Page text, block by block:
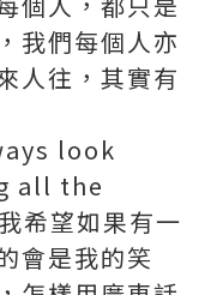
我們每個人亦
人往，其實有
look
all the
希望如果有一
會是我的笑